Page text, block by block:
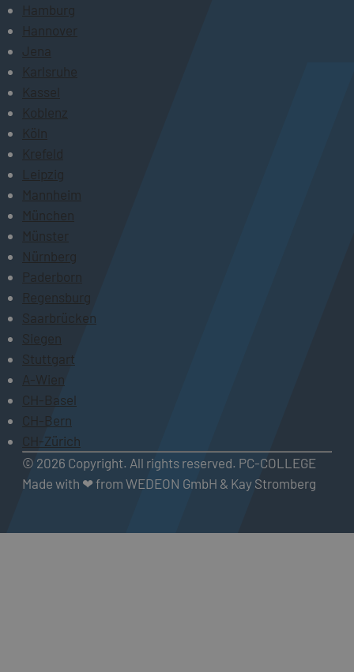
Hamburg
Hannover
Jena
Karlsruhe
Kassel
Koblenz
Köln
Krefeld
Leipzig
Mannheim
München
Münster
Nürnberg
Paderborn
Regensburg
Saarbrücken
Siegen
Stuttgart
A-Wien
CH-Basel
CH-Bern
CH-Zürich
© 2026 Copyright. All rights reserved. PC-COLLEGE
Made with ❤ from WEDEON GmbH & Kay Stromberg